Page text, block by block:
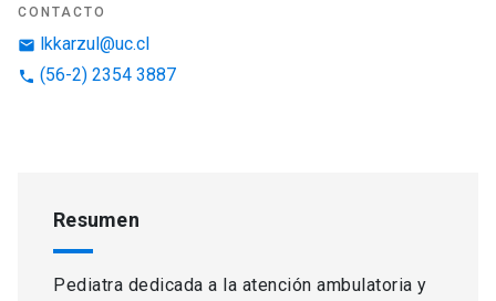
CONTACTO
email lkkarzul@uc.cl
phone (56-2) 2354 3887
Resumen
Pediatra dedicada a la atención ambulatoria y